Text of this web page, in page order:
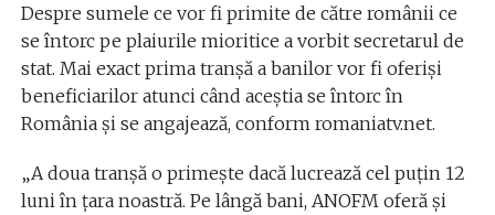
Despre sumele ce vor fi primite de către românii ce
se întorc pe plaiurile mioritice a vorbit secretarul de
stat. Mai exact prima tranșă a banilor vor fi oferiși
beneficiarilor atunci când aceștia se întorc în
România și se angajează, conform romaniatv.net.
„A doua tranșă o primește dacă lucrează cel puțin 12
luni în țara noastră. Pe lângă bani, ANOFM oferă și